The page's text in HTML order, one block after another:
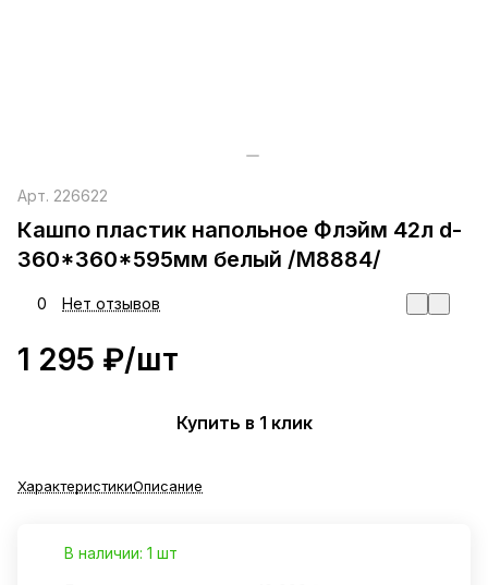
Арт. 226622
Кашпо пластик напольное Флэйм 42л d-
360*360*595мм белый /М8884/
0 Нет отзывов
1 295 ₽/шт
Купить в 1 клик
ХарактеристикиОписание
В наличии: 1 шт